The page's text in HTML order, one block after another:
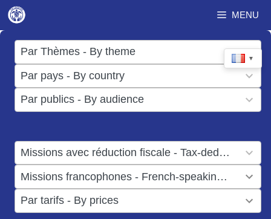
Aller
au
contenu
MENU
▼
Par Thèmes - By theme
17
results
available
Par pays - By country
50
results
available
Par publics - By audience
results
Missions avec réduction fiscale - Tax-deductible missions
result
available
Missions francophones - French-speaking missions
result
available
Par tarifs - By prices
results